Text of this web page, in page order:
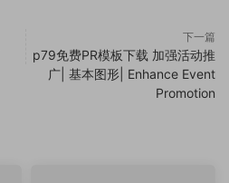
下一篇
p79免费PR模板下载 加强活动推
广| 基本图形| Enhance Event
Promotion